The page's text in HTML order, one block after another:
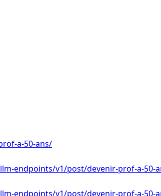
a-50-ans/
endpoints/v1/post/devenir-prof-a-50-
endpoints/v1/post/devenir-prof-a-50-